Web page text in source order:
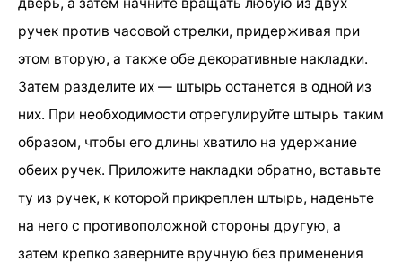
ручек против часовой стрелки, придерживая при
этом вторую, а также обе декоративные накладки.
Затем разделите их — штырь останется в одной из
них. При необходимости отрегулируйте штырь таким
образом, чтобы его длины хватило на удержание
обеих ручек. Приложите накладки обратно, вставьте
ту из ручек, к которой прикреплен штырь, наденьте
на него с противоположной стороны другую, а
затем крепко заверните вручную без применения